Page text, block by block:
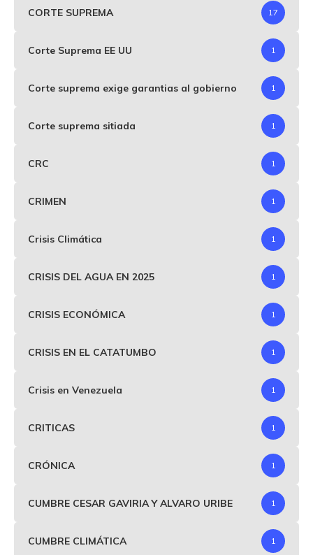
CORTE SUPREMA 17
Corte Suprema EE UU 1
Corte suprema exige garantias al gobierno 1
Corte suprema sitiada 1
CRC 1
CRIMEN 1
Crisis Climática 1
CRISIS DEL AGUA EN 2025 1
CRISIS ECONÓMICA 1
CRISIS EN EL CATATUMBO 1
Crisis en Venezuela 1
CRITICAS 1
CRÓNICA 1
CUMBRE CESAR GAVIRIA Y ALVARO URIBE 1
CUMBRE CLIMÁTICA 1